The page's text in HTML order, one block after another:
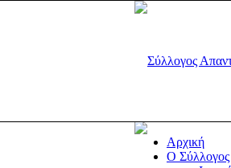
Αρχική
Ο Σύλλογος